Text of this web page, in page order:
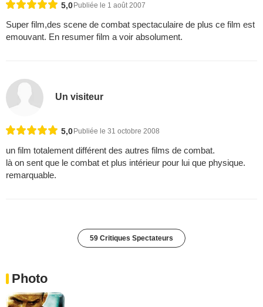
5,0 Publiée le 1 août 2007
Super film,des scene de combat spectaculaire de plus ce film est
emouvant. En resumer film a voir absolument.
Un visiteur
5,0 Publiée le 31 octobre 2008
un film totalement différent des autres films de combat.
là on sent que le combat et plus intérieur pour lui que physique.
remarquable.
59 Critiques Spectateurs
Photo